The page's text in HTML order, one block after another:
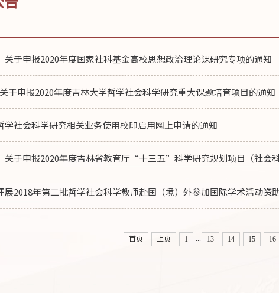
告
关于申报2020年度国家社科基金高校思想政治理论课研究专项的通知
于申报2020年度吉林大学哲学社会科学研究重大课题培育项目的通知
学社会科学研究相关业务使用校印启用网上申请的通知
关于申报2020年度吉林省教育厅“十三五”科学研究规划项目（社会
展2018年第二批哲学社会科学教师赴国（境）外参加国际学术活动资
首页 上页 1 13 14 15 16